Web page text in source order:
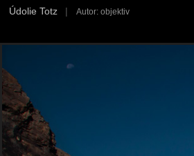
Údolie Totz | Autor: objektiv